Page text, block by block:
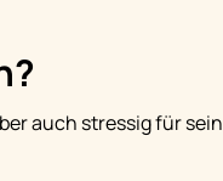
auch stressig für sein